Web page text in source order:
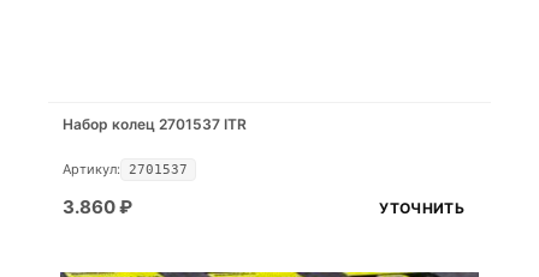
Набор колец 2701537 ITR
Артикул: 2701537
3.860₽ УТОЧНИТЬ